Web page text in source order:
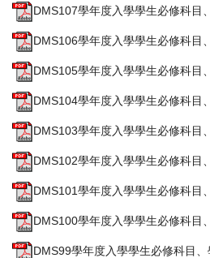
DMS107學年度入學學生必修科目
DMS106學年度入學學生必修科目
DMS105學年度入學學生必修科目
DMS104學年度入學學生必修科目
DMS103學年度入學學生必修科目
DMS102學年度入學學生必修科目
DMS101學年度入學學生必修科目
DMS100學年度入學學生必修科目
DMS99學年度入學學生必修科目